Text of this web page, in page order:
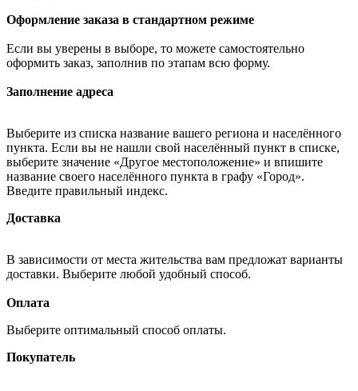
Оформление заказа в стандартном режиме
Если вы уверены в выборе, то можете самостоятельно
оформить заказ, заполнив по этапам всю форму.
Заполнение адреса
Выберите из списка название вашего региона и населённого
пункта. Если вы не нашли свой населённый пункт в списке,
выберите значение «Другое местоположение» и впишите
название своего населённого пункта в графу «Город».
Введите правильный индекс.
Доставка
В зависимости от места жительства вам предложат варианты
доставки. Выберите любой удобный способ.
Оплата
Выберите оптимальный способ оплаты.
Покупатель